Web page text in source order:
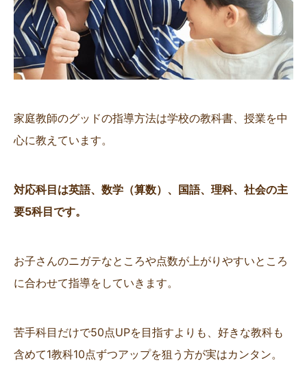
家庭教師のグッドの指導方法は学校の教科書、授業を中
心に教えています。
対応科目は英語、数学（算数）、国語、理科、社会の主
要5科目です。
お子さんのニガテなところや点数が上がりやすいところ
に合わせて指導をしていきます。
苦手科目だけで50点UPを目指すよりも、好きな教科も
含めて1教科10点ずつアップを狙う方が実はカンタン。